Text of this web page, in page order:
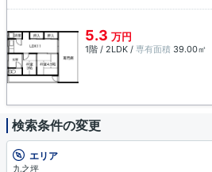
5.3 万円
1階 / 2LDK / 専有面積 39.00㎡
検索条件の変更
エリア
九之坪